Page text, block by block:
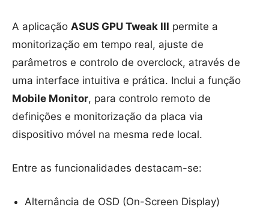
A aplicação ASUS GPU Tweak III permite a
monitorização em tempo real, ajuste de
parâmetros e controlo de overclock, através de
uma interface intuitiva e prática. Inclui a função
Mobile Monitor, para controlo remoto de
definições e monitorização da placa via
dispositivo móvel na mesma rede local.
Entre as funcionalidades destacam-se:
Alternância de OSD (On-Screen Display)